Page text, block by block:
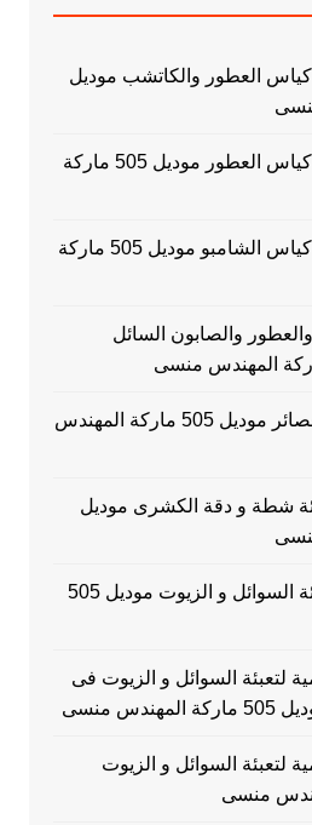
العطور والكاتشب موديل
ماكينات تعبئة وتغليف اكياس العطور موديل 505 ماركة
ماكينات تعبئة وتغليف اكياس الشامبو موديل 505 ماركة
والصابون السائل
ماكينات تعبه وتغليف عصائر موديل 505 ماركة المهندس
شطة و دقة الكشرى موديل
ماكينات أوتوماتيك لتعبئة السوائل و الزيوت موديل 505
لتعبئة السوائل و الزيوت فى
منسى
لتعبئة السوائل و الزيوت